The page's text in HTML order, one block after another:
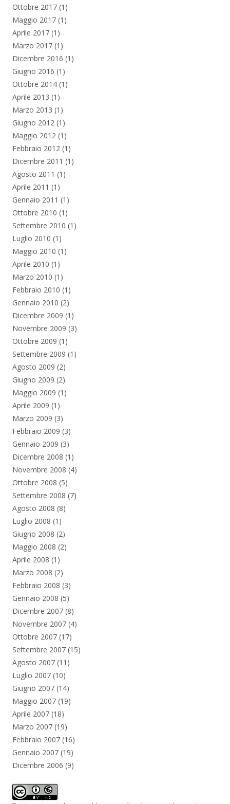
Ottobre 2017 (1)
Maggio 2017 (1)
Aprile 2017 (1)
Marzo 2017 (1)
Dicembre 2016 (1)
Giugno 2016 (1)
Ottobre 2014 (1)
Aprile 2013 (1)
Marzo 2013 (1)
Giugno 2012 (1)
Maggio 2012 (1)
Febbraio 2012 (1)
Dicembre 2011 (1)
Agosto 2011 (1)
Aprile 2011 (1)
Gennaio 2011 (1)
Ottobre 2010 (1)
Settembre 2010 (1)
Luglio 2010 (1)
Maggio 2010 (1)
Aprile 2010 (1)
Marzo 2010 (1)
Febbraio 2010 (1)
Gennaio 2010 (2)
Dicembre 2009 (1)
Novembre 2009 (3)
Ottobre 2009 (1)
Settembre 2009 (1)
Agosto 2009 (2)
Giugno 2009 (2)
Maggio 2009 (1)
Aprile 2009 (1)
Marzo 2009 (3)
Febbraio 2009 (3)
Gennaio 2009 (3)
Dicembre 2008 (1)
Novembre 2008 (4)
Ottobre 2008 (5)
Settembre 2008 (7)
Agosto 2008 (8)
Luglio 2008 (1)
Giugno 2008 (2)
Maggio 2008 (2)
Aprile 2008 (1)
Marzo 2008 (2)
Febbraio 2008 (3)
Gennaio 2008 (5)
Dicembre 2007 (8)
Novembre 2007 (4)
Ottobre 2007 (17)
Settembre 2007 (15)
Agosto 2007 (11)
Luglio 2007 (10)
Giugno 2007 (14)
Maggio 2007 (19)
Aprile 2007 (18)
Marzo 2007 (19)
Febbraio 2007 (16)
Gennaio 2007 (19)
Dicembre 2006 (9)